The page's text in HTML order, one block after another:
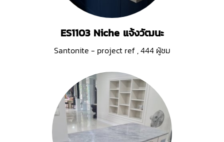
ES1103 Niche แจ้งวัฒนะ
Santonite - project ref,444 ผู้ชม